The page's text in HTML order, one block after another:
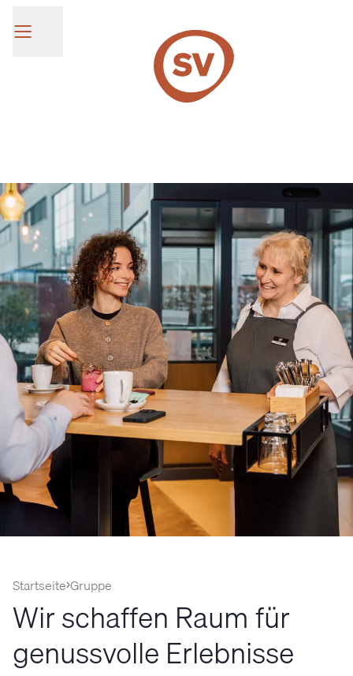
Startseite Gruppe
Wir schaffen Raum für
genussvolle Erlebnisse